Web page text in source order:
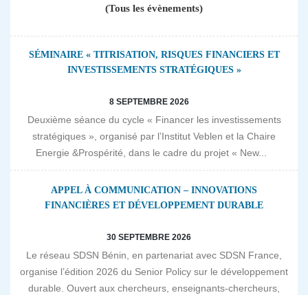
(Tous les évènements)
SÉMINAIRE « TITRISATION, RISQUES FINANCIERS ET
INVESTISSEMENTS STRATÉGIQUES »
8 SEPTEMBRE 2026
Deuxième séance du cycle « Financer les investissements
stratégiques », organisé par l’Institut Veblen et la Chaire
Energie &Prospérité, dans le cadre du projet « New...
APPEL À COMMUNICATION – INNOVATIONS
FINANCIÈRES ET DÉVELOPPEMENT DURABLE
30 SEPTEMBRE 2026
Le réseau SDSN Bénin, en partenariat avec SDSN France,
organise l’édition 2026 du Senior Policy sur le développement
durable. Ouvert aux chercheurs, enseignants-chercheurs,